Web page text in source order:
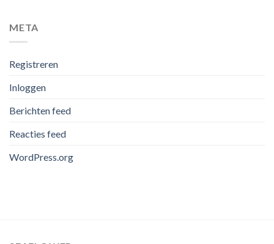
META
Registreren
Inloggen
Berichten feed
Reacties feed
WordPress.org